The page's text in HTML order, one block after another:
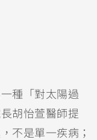
種「對太陽過
胡怡萱醫師提
不是單一疾病；